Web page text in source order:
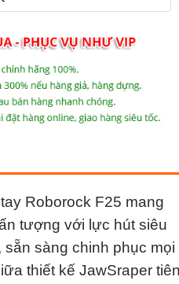
Roborock F25 mang
tượng với lực hút siêu
sàng chinh phục mọi
thiết kế JawSraper